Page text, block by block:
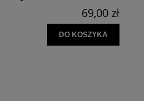
69,00 zł
DO KOSZYKA